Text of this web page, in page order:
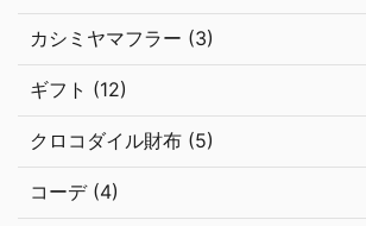
カシミヤマフラー (3)
ギフト (12)
クロコダイル財布 (5)
コーデ (4)